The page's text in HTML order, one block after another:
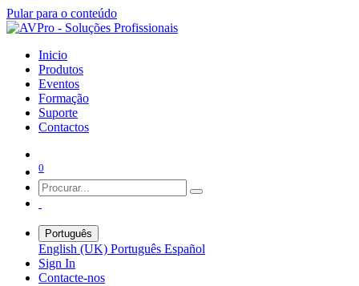
Pular para o conteúdo
Inicio
Produtos
Eventos
Formação
Suporte
Contactos
0
Português
English (UK) Português Español
Sign In
Contacte-nos